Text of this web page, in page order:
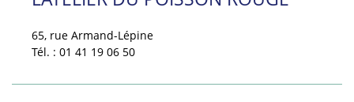
65, rue Armand-Lépine
Tél. : 01 41 19 06 50